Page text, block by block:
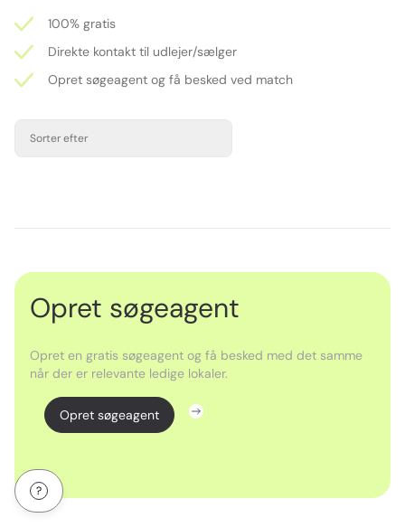
100% gratis
Direkte kontakt til udlejer/sælger
Opret søgeagent og få besked ved match
Sorter efter
Opret søgeagent
Opret en gratis søgeagent og få besked med det samme
når der er relevante ledige lokaler.
Opret søgeagent